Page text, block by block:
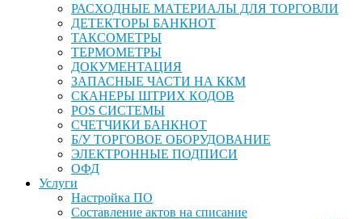
РАСХОДНЫЕ МАТЕРИАЛЫ ДЛЯ ТОРГОВЛИ
ДЕТЕКТОРЫ БАНКНОТ
ТАКСОМЕТРЫ
ТЕРМОМЕТРЫ
ДОКУМЕНТАЦИЯ
ЗАПАСНЫЕ ЧАСТИ НА ККМ
СКАНЕРЫ ШТРИХ КОДОВ
POS СИСТЕМЫ
СЧЕТЧИКИ БАНКНОТ
Б/У ТОРГОВОЕ ОБОРУДОВАНИЕ
ЭЛЕКТРОННЫЕ ПОДПИСИ
ОФД
Услуги
Настройка ПО
Составление актов на списание